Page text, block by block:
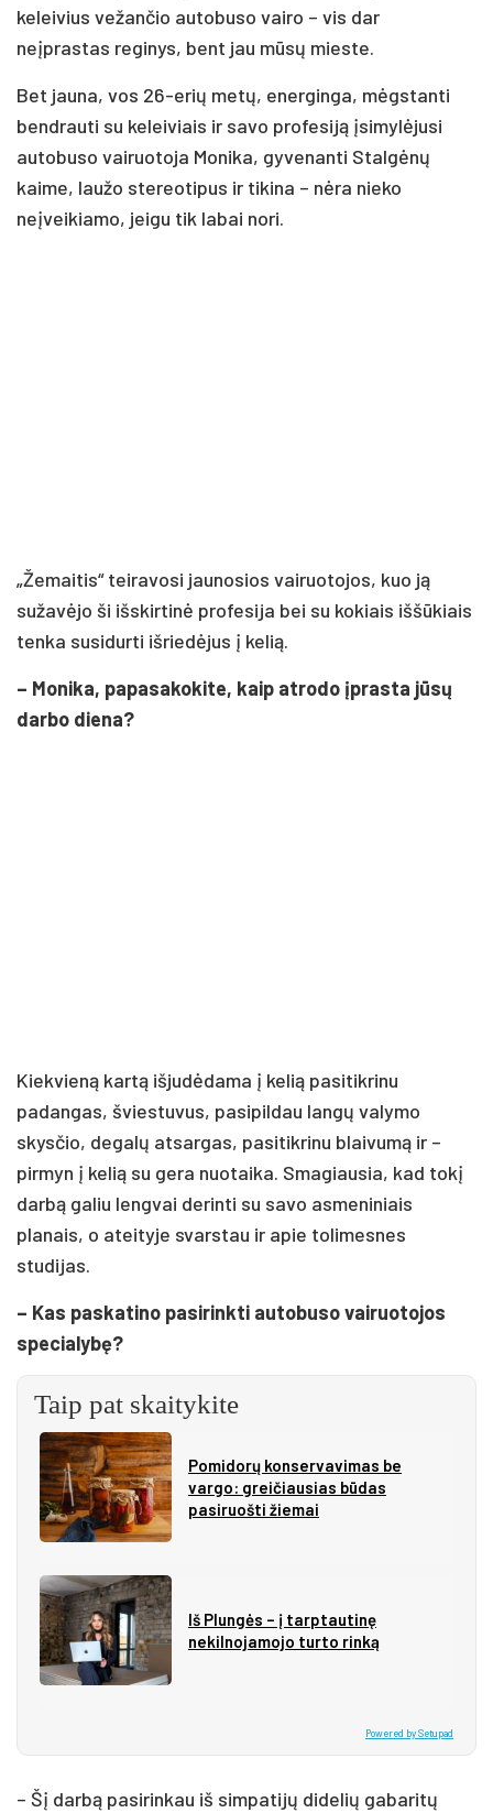
keleivius vežančio autobuso vairo – vis dar
neįprastas reginys, bent jau mūsų mieste.
Bet jauna, vos 26-erių metų, energinga, mėgstanti
bendrauti su keleiviais ir savo profesiją įsimylėjusi
autobuso vairuotoja Monika, gyvenanti Stalgėnų
kaime, laužo stereotipus ir tikina – nėra nieko
neįveikiamo, jeigu tik labai nori.
„Žemaitis“ teiravosi jaunosios vairuotojos, kuo ją
sužavėjo ši išskirtinė profesija bei su kokiais iššūkiais
tenka susidurti išriedėjus į kelią.
– Monika, papasakokite, kaip atrodo įprasta jūsų
darbo diena?
Kiekvieną kartą išjudėdama į kelią pasitikrinu
padangas, šviestuvus, pasipildau langų valymo
skysčio, degalų atsargas, pasitikrinu blaivumą ir –
pirmyn į kelią su gera nuotaika. Smagiausia, kad tokį
darbą galiu lengvai derinti su savo asmeniniais
planais, o ateityje svarstau ir apie tolimesnes
studijas.
– Kas paskatino pasirinkti autobuso vairuotojos
specialybę?
Taip pat skaitykite
Pomidorų konservavimas be
vargo: greičiausias būdas
pasiruošti žiemai
Iš Plungės – į tarptautinę
nekilnojamojo turto rinką
Powered by Setupad
– Šį darbą pasirinkau iš simpatijų didelių gabaritų